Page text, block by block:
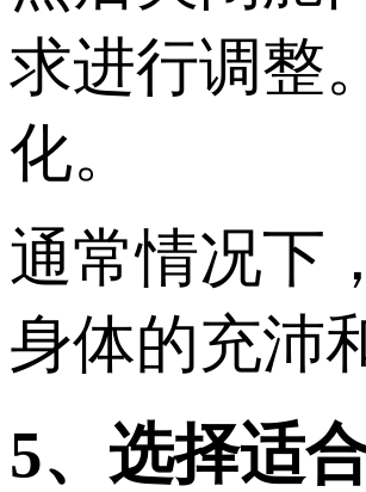
求进行调整
化。
通常情况下
身体的充沛
5、选择适